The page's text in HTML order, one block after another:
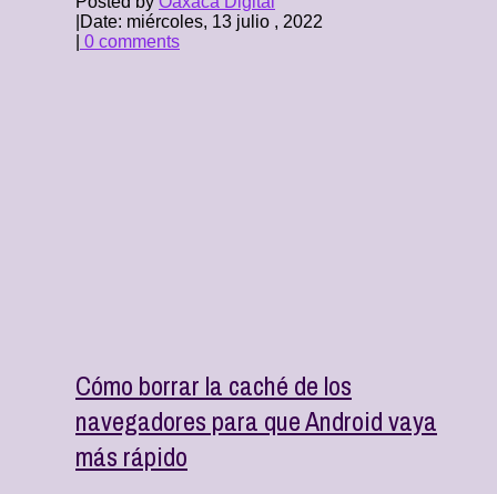
Date: miércoles, 13 julio , 2022
0 comments
Cómo borrar la caché de los
navegadores para que Android vaya
más rápido